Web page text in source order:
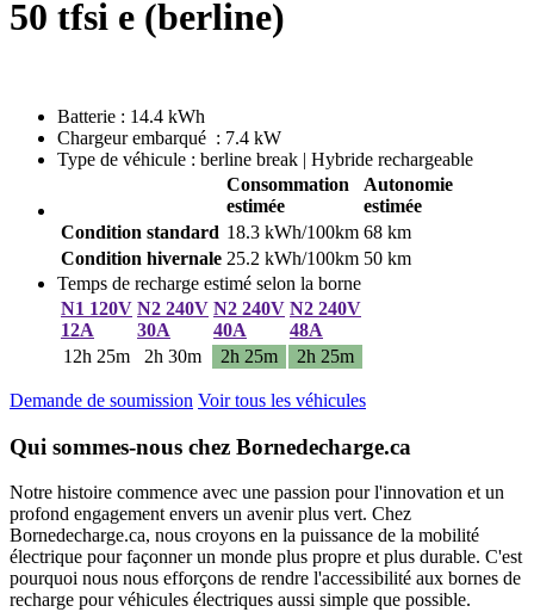
50 tfsi e (berline)
Batterie : 14.4 kWh
Chargeur embarqué : 7.4 kW
Type de véhicule : berline break | Hybride rechargeable
Consommation
estimée
Autonomie
estimée
Condition standard 18.3 kWh/100km 68 km
Condition hivernale 25.2 kWh/100km 50 km
Temps de recharge estimé selon la borne
N1 120V
12A
N2 240V
30A
N2 240V
40A
N2 240V
48A
12h 25m
2h 30m 2h 25m 2h 25m
Demande de soumission Voir tous les véhicules
Qui sommes-nous chez Bornedecharge.ca
Notre histoire commence avec une passion pour l'innovation et un
profond engagement envers un avenir plus vert. Chez
Bornedecharge.ca, nous croyons en la puissance de la mobilité
électrique pour façonner un monde plus propre et plus durable. C'est
pourquoi nous nous efforçons de rendre l'accessibilité aux bornes de
recharge pour véhicules électriques aussi simple que possible.